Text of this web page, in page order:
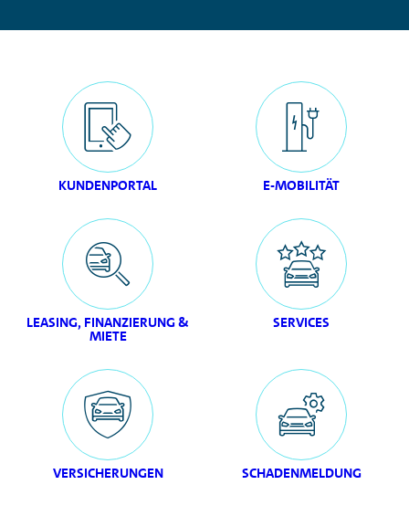
KUNDENPORTAL E-MOBILITÄT
LEASING, FINANZIERUNG &
MIETE
SERVICES
VERSICHERUNGEN SCHADENMELDUNG